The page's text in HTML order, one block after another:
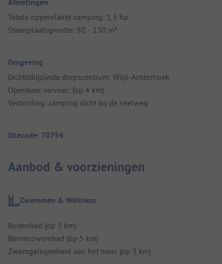
Totale oppervlakte camping: 1,5 ha
Staanplaatsgrootte: 80 - 130 m²
Omgeving
Dichtstbijzijnde dorpscentrum: Wilp-Achterhoek
Openbaar vervoer: (op 4 km)
Verbinding: camping dicht bij de snelweg
Sitecode: 70754
Aanbod & voorzieningen
Zwemmen & Wellness
Buitenbad (op 5 km)
Binnenzwembad (op 5 km)
Zwemgelegenheid aan het meer (op 3 km)